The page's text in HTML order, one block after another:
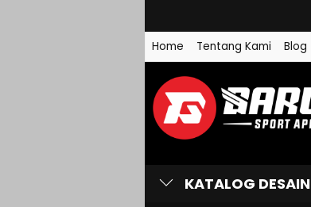
H
Home Tentang Kami Blog
KATALOG DESAIN